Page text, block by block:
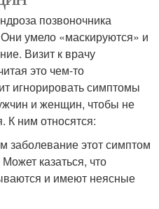
позвоночника
умело «маскируются» и
Визит к врачу
это чем-то
игнорировать симптомы
и женщин, чтобы не
К ним относятся:
заболевание этот симптом
казаться, что
и имеют неясные